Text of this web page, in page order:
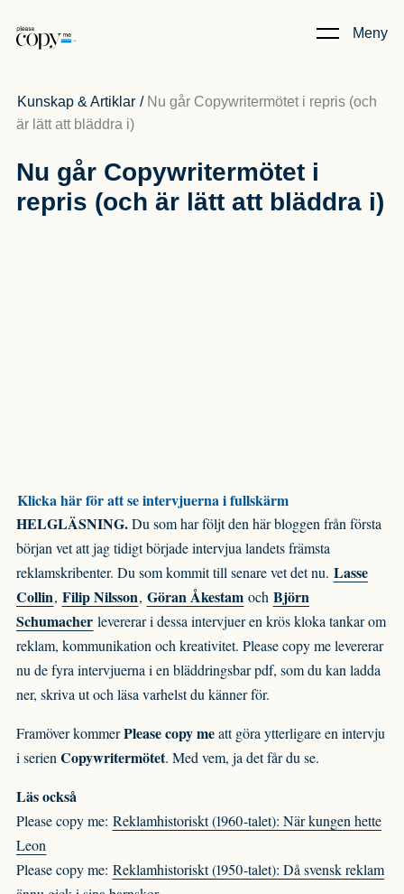
Meny
Kunskap & Artiklar / Nu går Copywritermötet i repris (och
är lätt att bläddra i)
Nu går Copywritermötet i
repris (och är lätt att bläddra i)
Klicka här för att se intervjuerna i fullskärm
HELGLÄSNING.Du som har följt den här bloggen från första
början vet att jag tidigt började intervjua landets främsta
reklamskribenter. Du som kommit till senare vet det nu. Lasse
Collin, Filip Nilsson, Göran Åkestam och Björn
Schumacher levererar i dessa intervjuer en krös kloka tankar om
reklam, kommunikation och kreativitet. Please copy me levererar
nu de fyra intervjuerna i en bläddringsbar pdf, som du kan ladda
ner, skriva ut och läsa varhelst du känner för.
Framöver kommerPlease copy meatt göra ytterligare en intervju
i serien Copywritermötet. Med vem, ja det får du se.
Läs också
Please copy me: Reklamhistoriskt (1960-talet): När kungen hette
Leon
Please copy me: Reklamhistoriskt (1950-talet): Då svensk reklam